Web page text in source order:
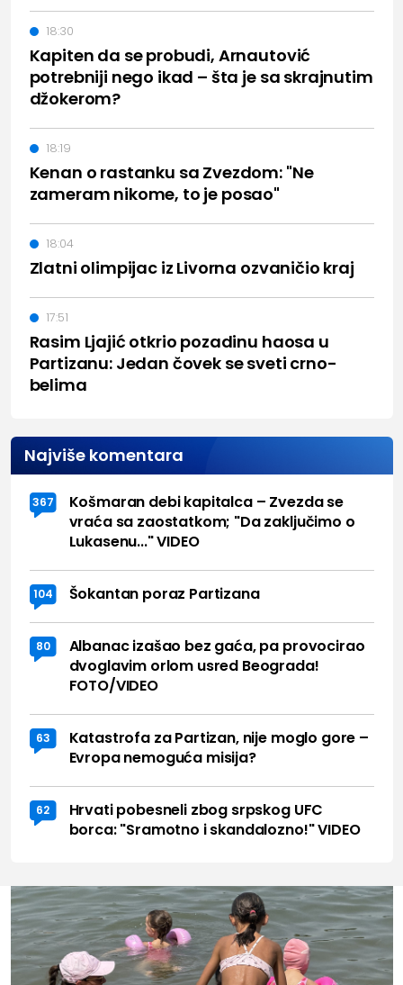
Kapiten da se probudi, Arnautović
potrebniji nego ikad – šta je sa skrajnutim
džokerom?
18:30
Kenan o rastanku sa Zvezdom: "Ne
zameram nikome, to je posao"
18:19
Zlatni olimpijac iz Livorna ozvaničio kraj
18:04
Rasim Ljajić otkrio pozadinu haosa u
Partizanu: Jedan čovek se sveti crno-
belima
17:51
Najviše komentara
367
Košmaran debi kapitalca – Zvezda se
vraća sa zaostatkom; "Da zaključimo o
Lukasenu..." VIDEO
104 Šokantan poraz Partizana
80
Albanac izašao bez gaća, pa provocirao
dvoglavim orlom usred Beograda!
FOTO/VIDEO
63
Katastrofa za Partizan, nije moglo gore –
Evropa nemoguća misija?
62
Hrvati pobesneli zbog srpskog UFC
borca: "Sramotno i skandalozno!" VIDEO